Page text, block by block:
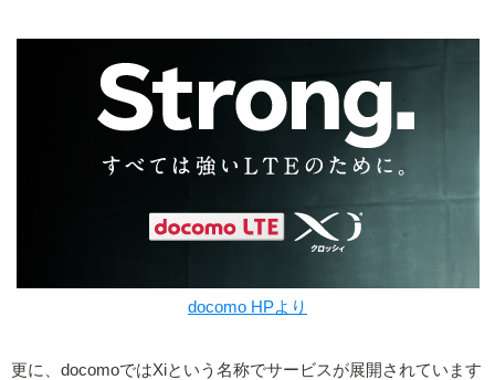
docomo HPより
更に、docomoではXiという名称でサービスが展開されています